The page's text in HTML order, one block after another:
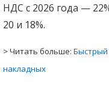
НДС с 2026 года —
20 и 18%.
> Читать больше: Быстрый
накладных